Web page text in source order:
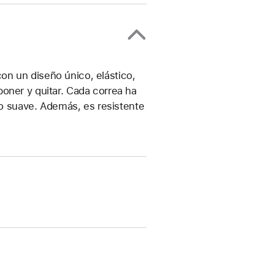
un diseño único, elástico,
y quitar. Cada correa ha
suave. Además, es resistente